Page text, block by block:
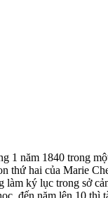
1 năm 1840 trong
thứ hai của Marie
làm ký lục trong sở